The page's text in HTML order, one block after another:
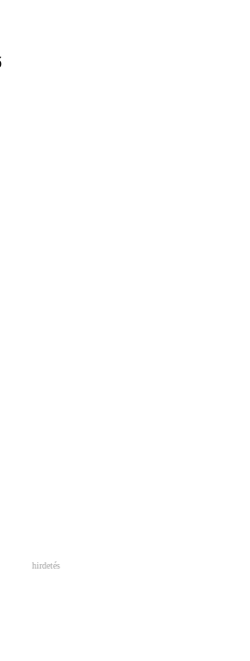
hirdetés